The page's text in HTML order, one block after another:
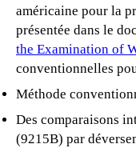
américaine pour la
présentée dans le
the Examination of
conventionnelles
Méthode
Des comparaisons
(9215B) par